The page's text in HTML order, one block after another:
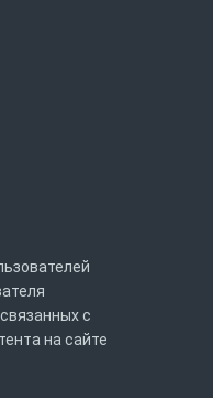
с
на сайте